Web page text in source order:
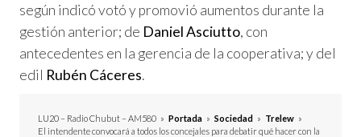
según indicó votó y promovió aumentos durante la
gestión anterior; de Daniel Asciutto, con
antecedentes en la gerencia de la cooperativa; y del
edil Rubén Cáceres.
LU20 – Radio Chubut – AM580 » Portada » Sociedad » Trelew »
El intendente convocará a todos los concejales para debatir qué hacer con la